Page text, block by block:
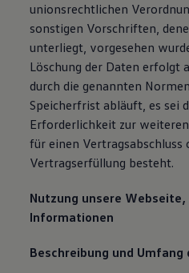
unionsrechtlichen
sonstigen Vorschriften,
unterliegt, vorgesehen
Löschung der Daten erfolgt
durch die genannten
Speicherfrist abläuft, es sei
Erforderlichkeit zur
für einen Vertragsabschluss
Vertragserfüllung besteht.
Nutzung unsere Webseite,
Informationen
Beschreibung und